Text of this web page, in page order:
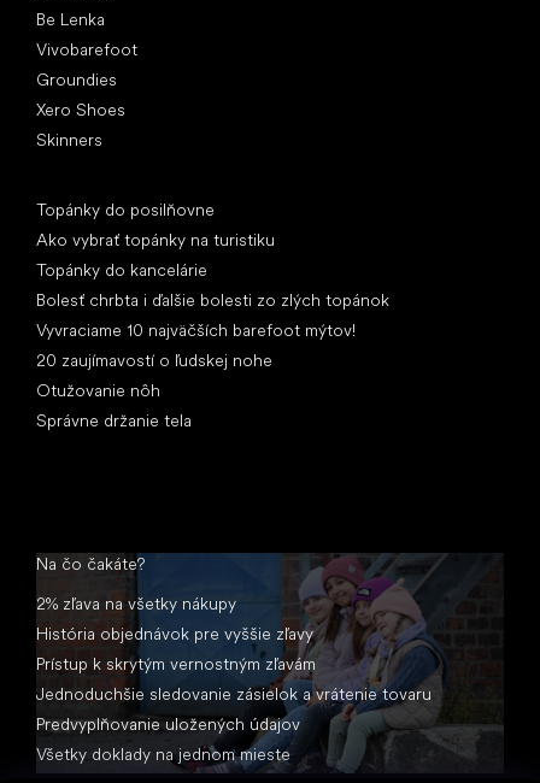
Be Lenka
Vivobarefoot
Groundies
Xero Shoes
Skinners
Topánky do posilňovne
Ako vybrať topánky na turistiku
Topánky do kancelárie
Bolesť chrbta i ďalšie bolesti zo zlých topánok
Vyvraciame 10 najväčších barefoot mýtov!
20 zaujímavostí o ľudskej nohe
Otužovanie nôh
Správne držanie tela
Na čo čakáte?
2% zľava na všetky nákupy
História objednávok pre vyššie zľavy
Prístup k skrytým vernostným zľavám
Jednoduchšie sledovanie zásielok a vrátenie tovaru
Predvyplňovanie uložených údajov
Všetky doklady na jednom mieste